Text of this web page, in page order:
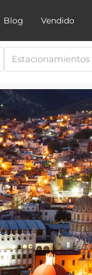
Blog Vendido
Estacionamientos